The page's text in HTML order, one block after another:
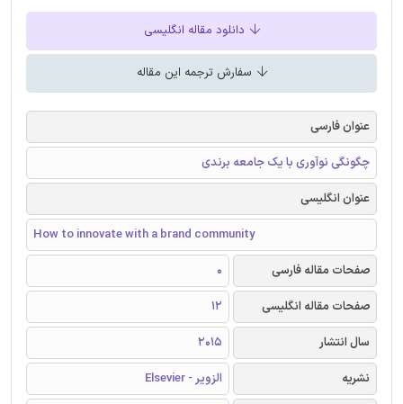
دانلود مقاله انگلیسی
سفارش ترجمه این مقاله
عنوان فارسی
چگونگی نوآوری با یک جامعه برندی
عنوان انگلیسی
How to innovate with a brand community
صفحات مقاله فارسی
0
صفحات مقاله انگلیسی
12
سال انتشار
2015
نشریه
الزویر - Elsevier